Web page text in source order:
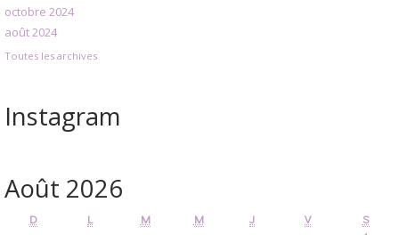
octobre 2024
août 2024
Toutes les archives
Instagram
Août 2026
D L M M J V
S